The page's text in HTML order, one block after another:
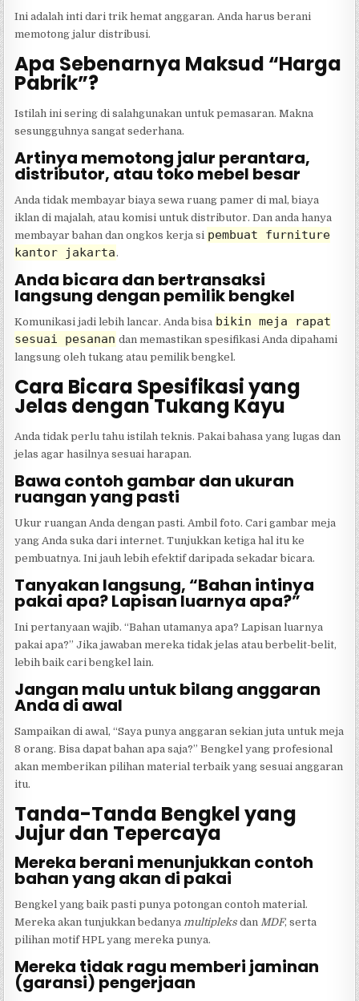
Ini adalah inti dari trik hemat anggaran. Anda harus berani
memotong jalur distribusi.
Apa Sebenarnya Maksud “Harga
Pabrik”?
Istilah ini sering di salahgunakan untuk pemasaran. Makna
sesungguhnya sangat sederhana.
Artinya memotong jalur perantara,
distributor, atau toko mebel besar
Anda tidak membayar biaya sewa ruang pamer di mal, biaya
iklan di majalah, atau komisi untuk distributor. Dan anda hanya
membayar bahan dan ongkos kerja si pembuat furniture
kantor jakarta .
Anda bicara dan bertransaksi
langsung dengan pemilik bengkel
Komunikasi jadi lebih lancar. Anda bisa bikin meja rapat
sesuai pesanan dan memastikan spesifikasi Anda dipahami
langsung oleh tukang atau pemilik bengkel.
Cara Bicara Spesifikasi yang
Jelas dengan Tukang Kayu
Anda tidak perlu tahu istilah teknis. Pakai bahasa yang lugas dan
jelas agar hasilnya sesuai harapan.
Bawa contoh gambar dan ukuran
ruangan yang pasti
Ukur ruangan Anda dengan pasti. Ambil foto. Cari gambar meja
yang Anda suka dari internet. Tunjukkan ketiga hal itu ke
pembuatnya. Ini jauh lebih efektif daripada sekadar bicara.
Tanyakan langsung, “Bahan intinya
pakai apa? Lapisan luarnya apa?”
Ini pertanyaan wajib. “Bahan utamanya apa? Lapisan luarnya
pakai apa?” Jika jawaban mereka tidak jelas atau berbelit-belit,
lebih baik cari bengkel lain.
Jangan malu untuk bilang anggaran
Anda di awal
Sampaikan di awal, “Saya punya anggaran sekian juta untuk meja
8 orang. Bisa dapat bahan apa saja?” Bengkel yang profesional
akan memberikan pilihan material terbaik yang sesuai anggaran
itu.
Tanda-Tanda Bengkel yang
Jujur dan Tepercaya
Mereka berani menunjukkan contoh
bahan yang akan di pakai
Bengkel yang baik pasti punya potongan contoh material.
Mereka akan tunjukkan bedanyamultipleks danMDF, serta
pilihan motif HPL yang mereka punya.
Mereka tidak ragu memberi jaminan
(garansi) pengerjaan